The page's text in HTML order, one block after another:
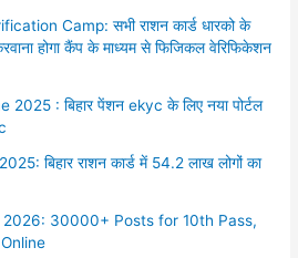
Camp: सभी राशन कार्ड धारको के
होगा कैंप के माध्यम से फिजिकल वेरिफिकेशन
: बिहार पेंशन ekyc के लिए नया पोर्टल
बिहार राशन कार्ड में 54.2 लाख लोगों का
2026: 30000+ Posts for 10th Pass,